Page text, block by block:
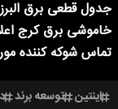
خاموشی برق کرج
تماس شوکه کننده
اینتین توسعه برند